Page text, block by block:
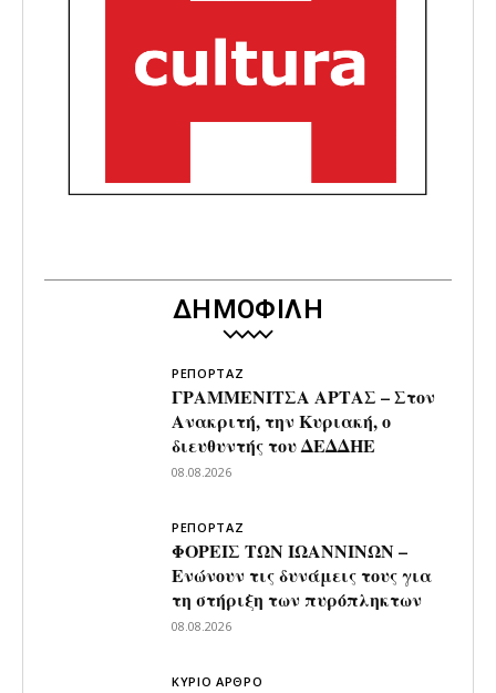
ΔΗΜΟΦΙΛΗ
ΡΕΠΟΡΤΑΖ
ΓΡΑΜΜΕΝΙΤΣΑ ΑΡΤΑΣ – Στον
Ανακριτή, την Κυριακή, ο
διευθυντής του ΔΕΔΔΗΕ
08.08.2026
ΡΕΠΟΡΤΑΖ
ΦΟΡΕΙΣ ΤΩΝ ΙΩΑΝΝΙΝΩΝ –
Ενώνουν τις δυνάμεις τους για
τη στήριξη των πυρόπληκτων
08.08.2026
ΚΥΡΙΟ ΑΡΘΡΟ